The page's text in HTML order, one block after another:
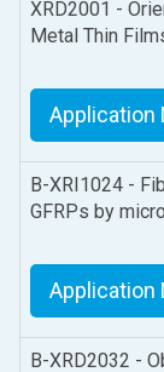
XRD2001 -
Metal Thin
Application
B-XRI1024 -
GFRPs by
Application
B-XRD2032 -